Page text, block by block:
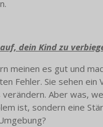
dein Kind zu
meinen es gut und
Fehler. Sie sehen ein
Aber was,
ist, sondern eine